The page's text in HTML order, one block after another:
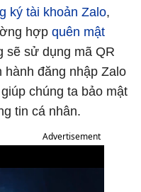
ký tài khoản Zalo,
hợp quên mật
sẽ sử dụng mã QR
đăng nhập Zalo
chúng ta bảo mật
tin cá nhân.
Advertisement